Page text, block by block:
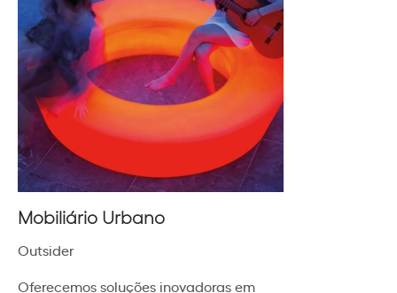
Mobiliário Urbano
Outsider
Oferecemos soluções inovadoras em